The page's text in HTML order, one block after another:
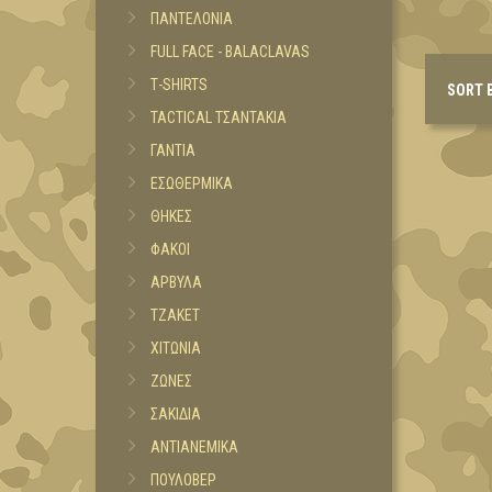
ΠΑΝΤΕΛΟΝΙΑ
FULL FACE - BALACLAVAS
Τ-SHIRTS
TACTICAL ΤΣΑΝΤΑΚΙΑ
ΓΑΝΤΙΑ
ΕΣΩΘΕΡΜΙΚΑ
ΘΗΚΕΣ
ΦΑΚΟΙ
ΑΡΒΥΛΑ
ΤΖΑΚΕΤ
ΧΙΤΩΝΙΑ
ΖΩΝΕΣ
ΣΑΚΙΔΙΑ
ΑΝΤΙΑΝΕΜΙΚΑ
ΠΟΥΛΟΒΕΡ
SORT